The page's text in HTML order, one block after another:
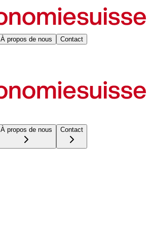
À propos de nous Contact
À propos de nous Contact